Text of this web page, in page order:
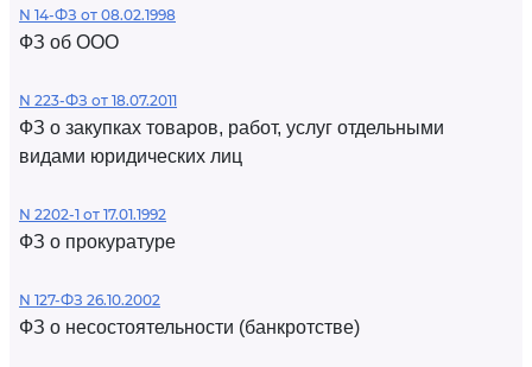
N 14-ФЗ от 08.02.1998
ФЗ об ООО
N 223-ФЗ от 18.07.2011
ФЗ о закупках товаров, работ, услуг отдельными
видами юридических лиц
N 2202-1 от 17.01.1992
ФЗ о прокуратуре
N 127-ФЗ 26.10.2002
ФЗ о несостоятельности (банкротстве)